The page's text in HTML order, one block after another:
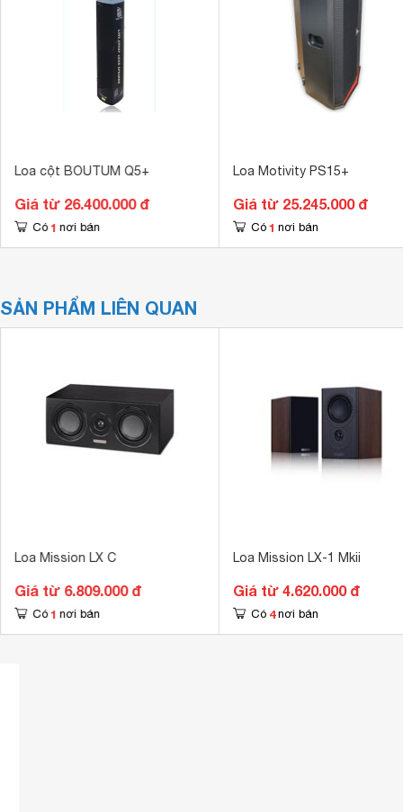
Loa cột BOUTUM Q5+
Giá từ 26.400.000 đ
Có 1 nơi bán
Loa Motivity PS15+
Giá từ 25.245.000 đ
Có 1 nơi bán
SẢN PHẨM LIÊN QUAN
Loa Mission LX C
Giá từ 6.809.000 đ
Có 1 nơi bán
Loa Mission LX-1 Mkii
Giá từ 4.620.000 đ
Có 4 nơi bán